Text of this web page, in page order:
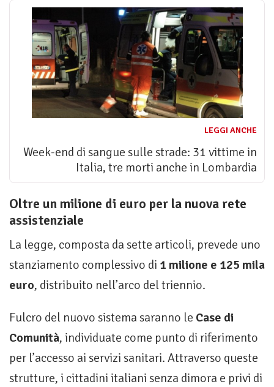
LEGGI ANCHE
Week-end di sangue sulle strade: 31 vittime in
Italia, tre morti anche in Lombardia
Oltre un milione di euro per la nuova rete
assistenziale
La legge, composta da sette articoli, prevede uno
stanziamento complessivo di 1 milione e 125 mila
euro, distribuito nell’arco del triennio.
Fulcro del nuovo sistema saranno le Case di
Comunità, individuate come punto di riferimento
per l’accesso ai servizi sanitari. Attraverso queste
strutture, i cittadini italiani senza dimora e privi di